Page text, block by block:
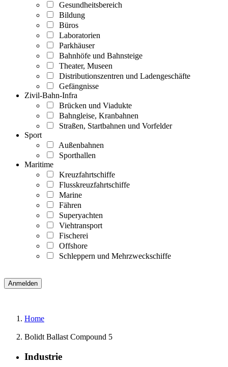
Gesundheitsbereich
Bildung
Büros
Laboratorien
Parkhäuser
Bahnhöfe und Bahnsteige
Theater, Museen
Distributionszentren und Ladengeschäfte
Gefängnisse
Zivil-Bahn-Infra
Brücken und Viadukte
Bahngleise, Kranbahnen
Straßen, Startbahnen und Vorfelder
Sport
Außenbahnen
Sporthallen
Maritime
Kreuzfahrtschiffe
Flusskreuzfahrtschiffe
Marine
Fähren
Superyachten
Viehtransport
Fischerei
Offshore
Schleppern und Mehrzweckschiffe
Home
Bolidt Ballast Compound 5
Industrie